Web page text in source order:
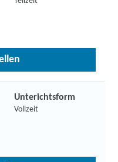
Unterichtsform
Vollzeit